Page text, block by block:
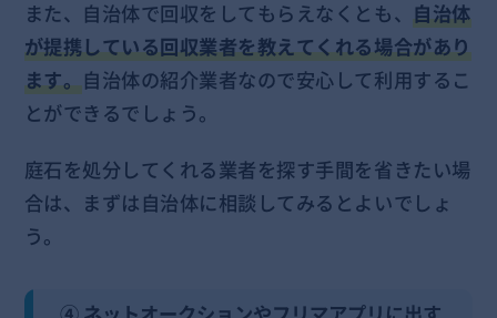
また、自治体で回収をしてもらえなくとも、自治体
が提携している回収業者を教えてくれる場合があり
ます。自治体の紹介業者なので安心して利用するこ
とができるでしょう。
庭石を処分してくれる業者を探す手間を省きたい場
合は、まずは自治体に相談してみるとよいでしょ
う。